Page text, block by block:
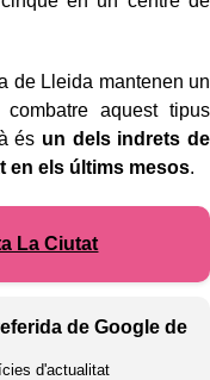
de Lleida mantenen un
aquest tipus
és un dels indrets de
en els últims mesos.
La Ciutat
de Google de
d'actualitat